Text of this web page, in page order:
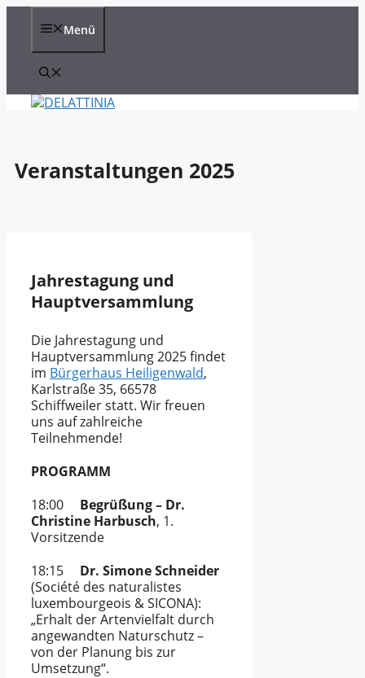
Zum
Menü
Veranstaltungen 2025
Jahrestagung und
Hauptversammlung
Die Jahrestagung und
Hauptversammlung 2025 findet
im Bürgerhaus Heiligenwald,
Karlstraße 35, 66578
Schiffweiler statt. Wir freuen
uns auf zahlreiche
Teilnehmende!
PROGRAMM
18:00 Begrüßung – Dr.
Christine Harbusch, 1.
Vorsitzende
18:15
Dr. Simone Schneider
(Société des naturalistes
luxembourgeois & SICONA):
„Erhalt der Artenvielfalt durch
angewandten Naturschutz –
von der Planung bis zur
Umsetzung“.